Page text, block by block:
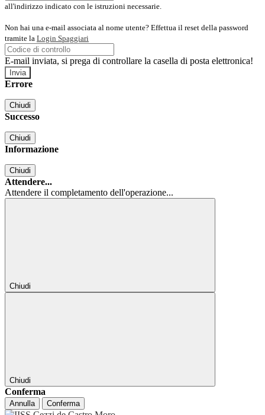
all'indirizzo indicato con le istruzioni necessarie.
Non hai una e-mail associata al nome utente? Effettua il reset della password
tramite la Login Spaggiari
E-mail inviata, si prega di controllare la casella di posta elettronica!
Errore
Chiudi
Successo
Chiudi
Informazione
Chiudi
Attendere...
Attendere il completamento dell'operazione...
Chiudi
Chiudi
Conferma
Annulla Conferma